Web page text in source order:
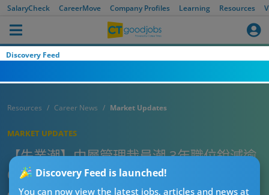
SalaryCheck CareerMove Company Profiles Learning Resources
Discovery Feed
Discovery Feed is launched!
You can now view the latest jobs, articles and news at
Resources Career News Market Updates
MARKET UPDATES
【失業潮】中層管理裁員潮 3年職位銳減逾
6%！ 「幽靈招聘陷阱」將會成主流！